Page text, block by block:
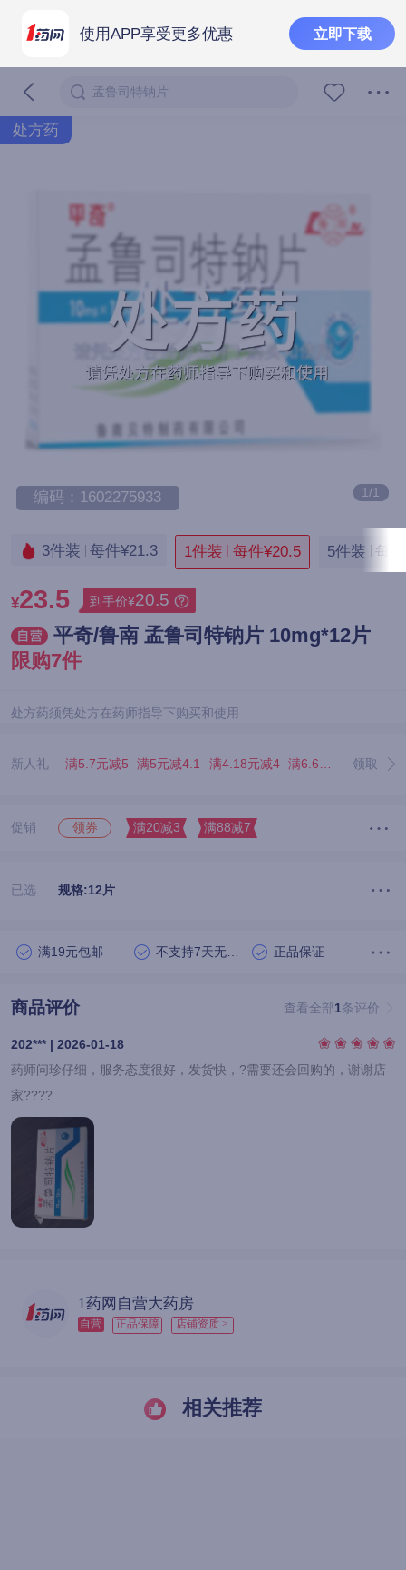
使用APP享受更多优惠 立即下载
孟鲁司特钠片
处方药
1/1
编码：1602275933
3件装 每件¥21.3 1件装 每件¥20.5 5件装 每
¥23.5 到手价¥20.5
平奇/鲁南 孟鲁司特钠片 10mg*12片
限购7件
处方药须凭处方在药师指导下购买和使用
新人礼 领取
满5.7元减5 满5元减4.1 满4.18元减4 满6.67元减5.07 满
促销 领券 满20减3 满88减7
已选 规格:12片
满19元包邮 正品保证
商品评价 查看全部1条评价
202*** | 2026-01-18
药师问珍仔细，服务态度很好，发货快，?需要还会回购的，谢谢店
家????
1药网自营大药房
自营 正品保障 店铺资质 >
相关推荐